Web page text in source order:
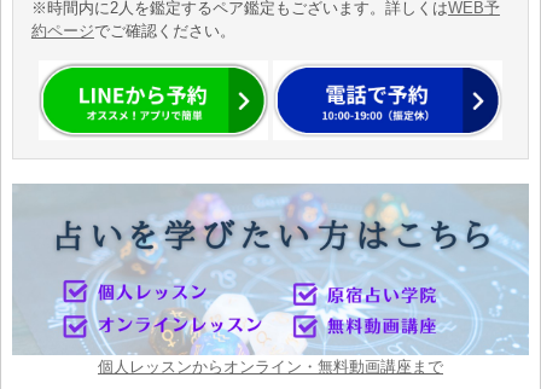
※時間内に2人を鑑定するペア鑑定もございます。詳しくはWEB予
約ページでご確認ください。
個人レッスンからオンライン・無料動画講座まで